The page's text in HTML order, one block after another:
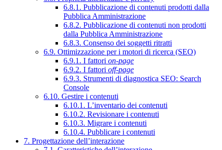
6.8.1. Pubblicazione di contenuti prodotti dalla
Pubblica Amministrazione
6.8.2. Pubblicazione di contenuti non prodotti
dalla Pubblica Amministrazione
6.8.3. Consenso dei soggetti ritratti
6.9. Ottimizzazione per i motori di ricerca (SEO)
6.9.1. I fattori on-page
6.9.2. I fattori off-page
6.9.3. Strumenti di diagnostica SEO: Search
Console
6.10. Gestire i contenuti
6.10.1. L’inventario dei contenuti
6.10.2. Revisionare i contenuti
6.10.3. Migrare i contenuti
6.10.4. Pubblicare i contenuti
7. Progettazione dell’interazione